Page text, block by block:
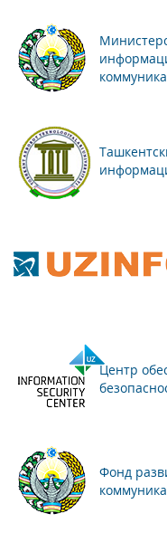
Центр
Фонд